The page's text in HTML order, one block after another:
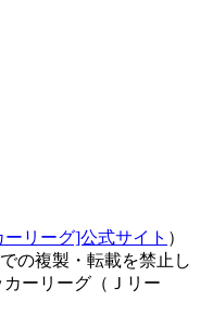
ーリーグ]公式サイト ）
の複製・転載を禁止し
ーリーグ（Ｊリー